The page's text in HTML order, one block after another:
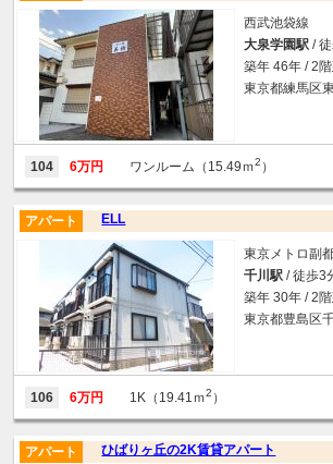
西武池袋線
大泉学園駅 /
築年 46年 / 2
東京都練馬区
104 6万円 ワンルーム（15.49ｍ2 ）
ELL
アパート
東京メトロ副
千川駅 / 徒歩3
築年 30年 / 2
東京都豊島区
106 6万円 1K（19.41ｍ2 ）
ひばりヶ丘の2K賃貸アパート
アパート